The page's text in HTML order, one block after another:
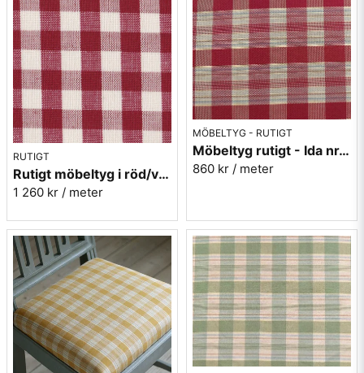
RUTIGT
Rutigt möbeltyg i röd/vit - Sjöberg nr.30 Berghem
1 260 kr / meter
MÖBELTYG - RUTIGT
Möbeltyg rutigt - Ida nr.30 röd/guld
860 kr / meter